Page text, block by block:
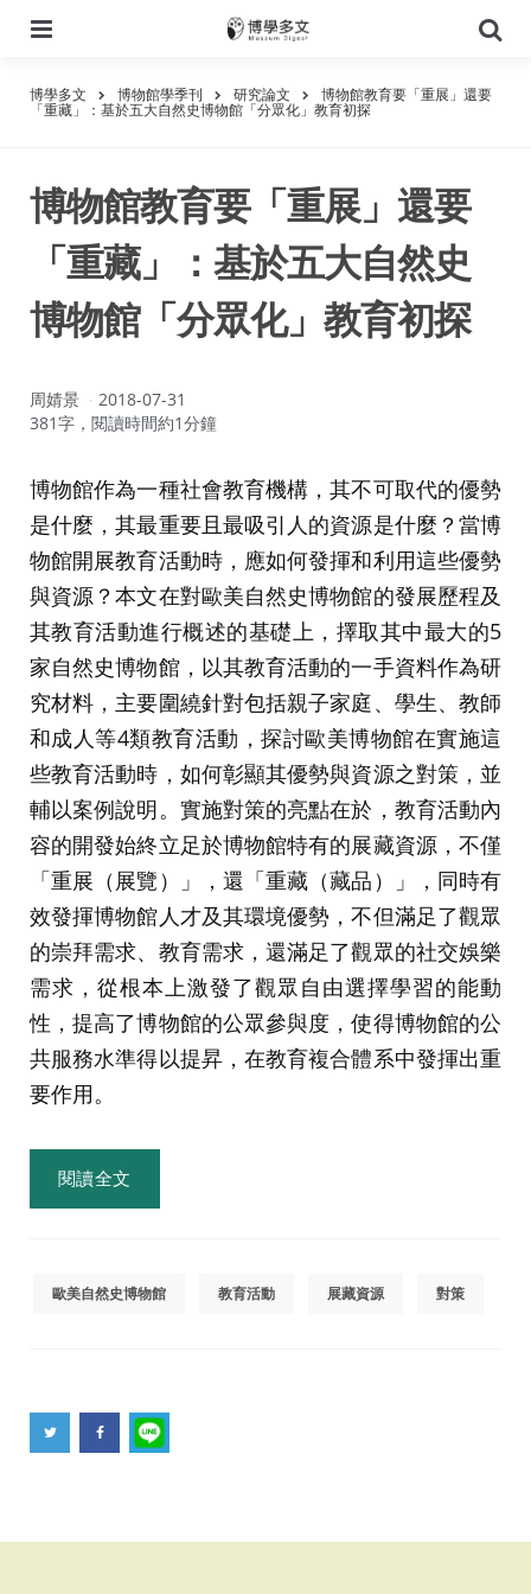
尋
博學多文 博物館學季刊 研究論文 博物館教育要「重展」還要
「重藏」：基於五大自然史博物館「分眾化」教育初探
博物館教育要「重展」還要
「重藏」：基於五大自然史
博物館「分眾化」教育初探
作
者：
周婧景
2018-07-31
381字，閱讀時間約1分鐘
博物館作為一種社會教育機構，其不可取代的優勢
是什麼，其最重要且最吸引人的資源是什麼？當博
物館開展教育活動時，應如何發揮和利用這些優勢
與資源？本文在對歐美自然史博物館的發展歷程及
其教育活動進行概述的基礎上，擇取其中最大的5
家自然史博物館，以其教育活動的一手資料作為研
究材料，主要圍繞針對包括親子家庭、學生、教師
和成人等4類教育活動，探討歐美博物館在實施這
些教育活動時，如何彰顯其優勢與資源之對策，並
輔以案例說明。實施對策的亮點在於，教育活動內
容的開發始終立足於博物館特有的展藏資源，不僅
「重展（展覽）」，還「重藏（藏品）」，同時有
效發揮博物館人才及其環境優勢，不但滿足了觀眾
的崇拜需求、教育需求，還滿足了觀眾的社交娛樂
需求，從根本上激發了觀眾自由選擇學習的能動
性，提高了博物館的公眾參與度，使得博物館的公
共服務水準得以提昇，在教育複合體系中發揮出重
要作用。
閱讀全文
歐美自然史博物館 教育活動 展藏資源 對策